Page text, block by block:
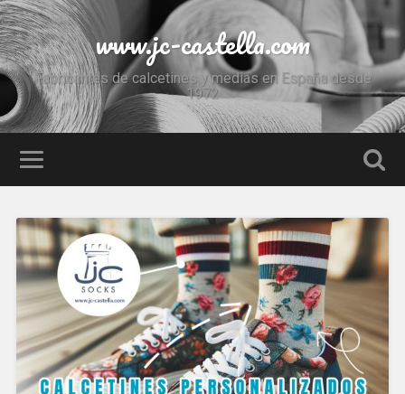
www.jc-castella.com
Fabricantes de calcetines y medias en España desde
1972